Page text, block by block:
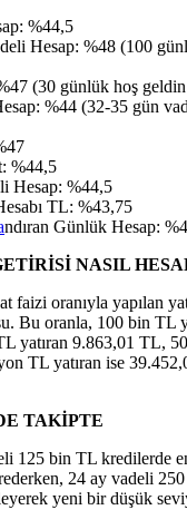
%44,5
Hesap: %48 (100
(30 günlük hoş
%44 (32-35 gün
%44,5
Hesap: %44,5
TL: %43,75
ndıran Günlük Hesap:
NASIL
faizi oranıyla yapılan
Bu oranla, 100 bin TL
yatıran 9.863,01 TL,
TL yatıran ise
TAKİPTE
125 bin TL kredilerde
24 ay vadeli
yeni bir düşük